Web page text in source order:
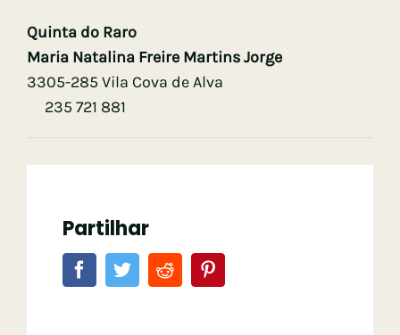
Quinta do Raro
Maria Natalina Freire Martins Jorge
3305-285 Vila Cova de Alva
235 721 881
Partilhar